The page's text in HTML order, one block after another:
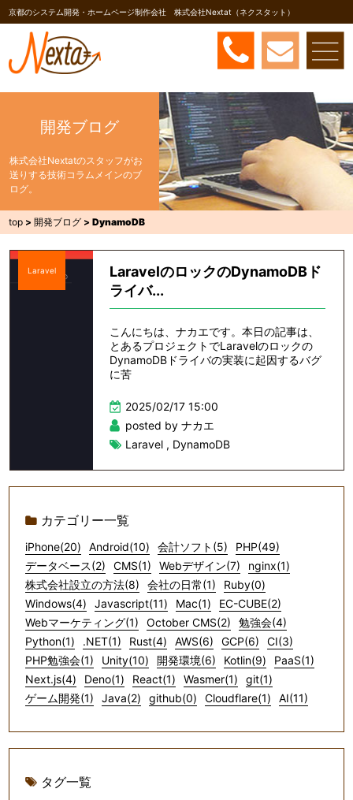
京都のシステム開発・ホームページ制作会社 株式会社Nextat（ネクスタット）
開発ブログ
株式会社Nextatのスタッフがお
送りする技術コラムメインのブ
ログ。
top >開発ブログ >DynamoDB
Laravel
LaravelのロックのDynamoDBド
ライバ...
こんにちは、ナカエです。本日の記事は、
とあるプロジェクトでLaravelのロックの
DynamoDBドライバの実装に起因するバグ
に苦
2025/02/17 15:00
posted by ナカエ
Laravel, DynamoDB
カテゴリー一覧
iPhone(20) Android(10) 会計ソフト(5)
PHP(49)
データベース(2)
CMS(1) Webデザイン(7)
nginx(1)
株式会社設立の方法(8)
会社の日常(1)
Ruby(0)
Windows(4)
Javascript(11) Mac(1)
EC-CUBE(2)
Webマーケティング(1)
October CMS(2)
勉強会(4)
Python(1)
.NET(1) Rust(4) AWS(6) GCP(6)
CI(3)
PHP勉強会(1)
Unity(10) 開発環境(6) Kotlin(9)
PaaS(1)
Next.js(4)
Deno(1) React(1) Wasmer(1)
git(1)
ゲーム開発(1)
Java(2) github(0) Cloudflare(1) AI(11)
タグ一覧